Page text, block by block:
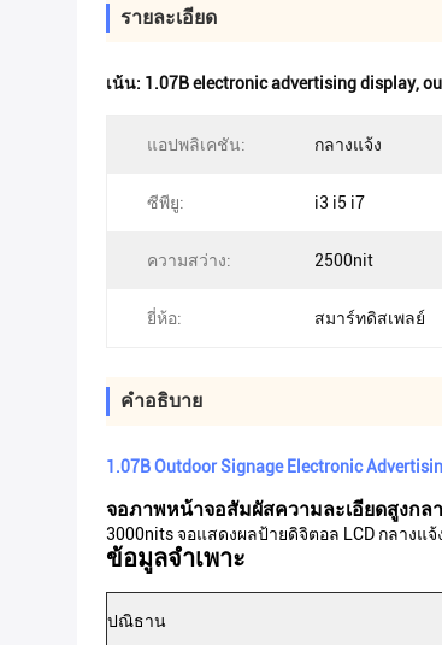
รายละเอียด
เน้น: 1.07B electronic advertising display,
แอปพลิเคชัน: กลางแจ้ง
ซีพียู: i3 i5 i7
ความสว่าง: 2500nit
ยี่ห้อ: สมาร์ทดิสเพลย์
คําอธิบาย
1.07B Outdoor Signage Electronic
จอภาพหน้าจอสัมผัสความละเอียดสูงกล
3000nits จอแสดงผลป้ายดิจิตอล LCD กลางแ
ข้อมูลจำเพาะ
ปณิธาน